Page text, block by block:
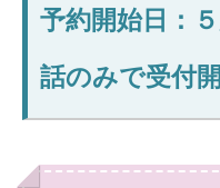
予約開始日：
話のみで受付